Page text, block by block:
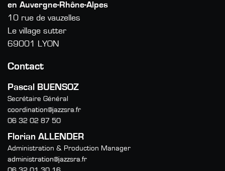
en Auvergne-Rhône-Alpes
10 rue de vauzelles
Le village sutter
69001 LYON
Contact
Pascal BUENSOZ
Secrétaire Général
coordination@jazzsra.fr
06 32 02 87 50
Florian ALLENDER
Administration & Production Manager
administration@jazzsra.fr